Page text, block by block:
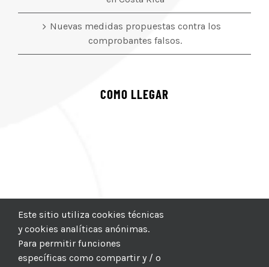
Nuevas medidas propuestas contra los
comprobantes falsos.
COMO LLEGAR
Este sitio utiliza cookies técnicas
y cookies analíticas anónimas.
Para permitir funciones
específicas como compartir y / o